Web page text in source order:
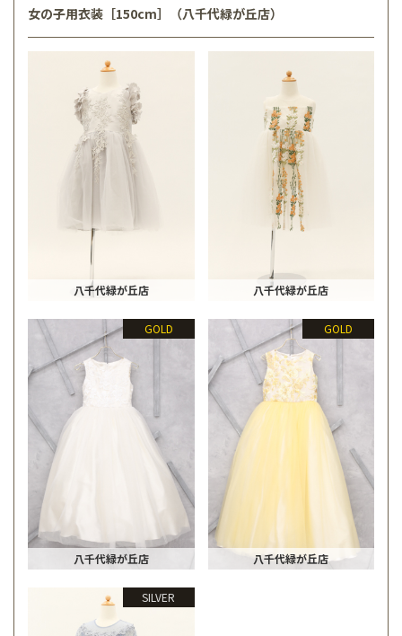
女の子用衣装［150cm］（八千代緑が丘店）
八千代緑が丘店 八千代緑が丘店
GOLD
八千代緑が丘店
GOLD
八千代緑が丘店
SILVER